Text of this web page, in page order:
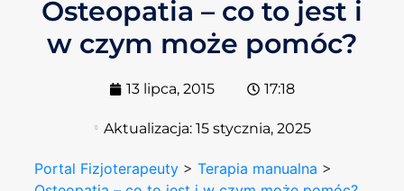
Osteopatia – co to jest i
w czym może pomóc?
13 lipca, 2015 17:18
Aktualizacja: 15 stycznia, 2025
Portal Fizjoterapeuty >Terapia manualna >